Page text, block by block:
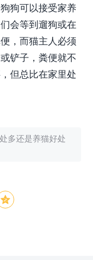
狗可以接受家养
会等到遛狗或在
，而猫主人必须
铲子，粪便就不
但总比在家里处
多还是养猫好处